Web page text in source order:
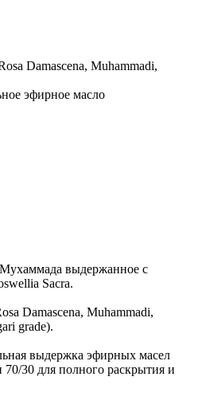
Damascena, Muhammadi,
эфирное масло
выдержанное с
Sacra.
Damascena, Muhammadi,
grade).
выдержка эфирных масел
30 для полного раскрытия и